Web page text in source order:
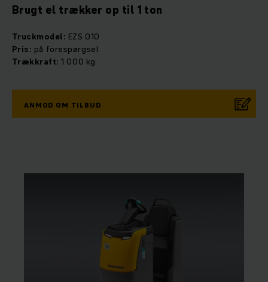
Brugt el trækker op til 1 ton
Truckmodel: EZS 010
Pris: på forespørgsel
Trækkraft:1 000 kg
ANMOD OM TILBUD